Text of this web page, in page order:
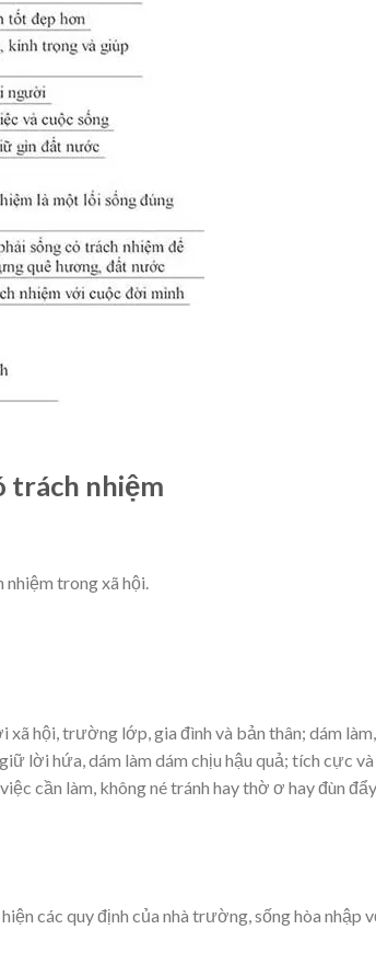
trách nhiệm
trong xã hội.
xã hội, trường lớp, gia đình và bản thân; dám làm,
lời hứa, dám làm dám chịu hậu quả; tích cực
cần làm, không né tránh hay thờ ơ hay đùn đẩy
các quy định của nhà trường, sống hòa nhập